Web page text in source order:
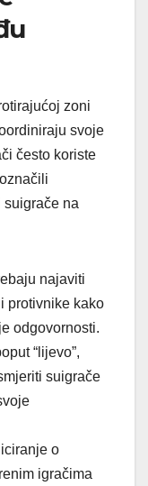
zoni
svoje
često koriste
na
najaviti
protivnike kako
odgovornosti.
“lijevo”,
suigrače
o
igračima